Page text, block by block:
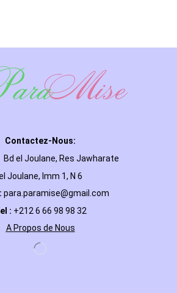
Contactez-Nous:
Bd el Joulane, Res Jawharate
Joulane, Imm 1, N 6
: para.paramise@gmail.com
: +212 6 66 98 98 32
A Propos de Nous